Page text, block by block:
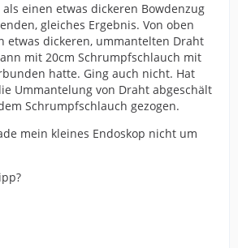
einen etwas dickeren Bowdenzug
gleiches Ergebnis. Von oben
etwas dickeren, ummantelten Draht
mit 20cm Schrumpfschlauch mit
hatte. Ging auch nicht. Hat
Ummantelung von Draht abgeschält
Schrumpfschlauch gezogen.
mein kleines Endoskop nicht um